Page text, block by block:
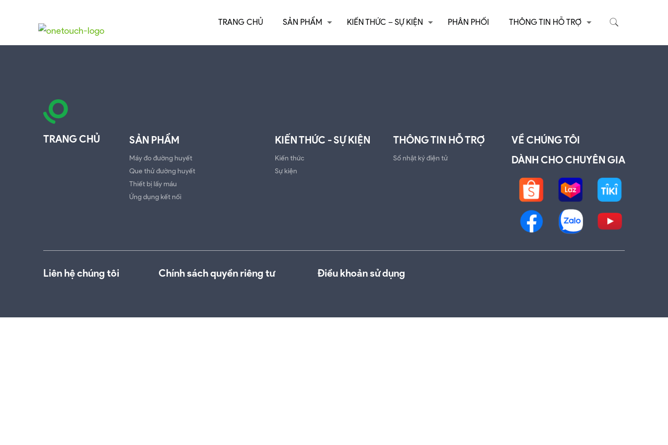
TRANG CHỦ SẢN PHẨM KIẾN THỨC – SỰ KIỆN PHÂN PHỐI THÔNG TIN HỖ TRỢ
TRANG CHỦ SẢN PHẨM
Máy đo đường huyết
Que thử đường huyết
Thiết bị lấy máu
Ứng dụng kết nối
KIẾN THỨC - SỰ KIỆN
Kiến thức
Sự kiện
THÔNG TIN HỖ TRỢ
Sổ nhật ký điện tử
VỀ CHÚNG TÔI
DÀNH CHO CHUYÊN GIA
Liên hệ chúng tôi Chính sách quyền riêng tư Điều khoản sử dụng